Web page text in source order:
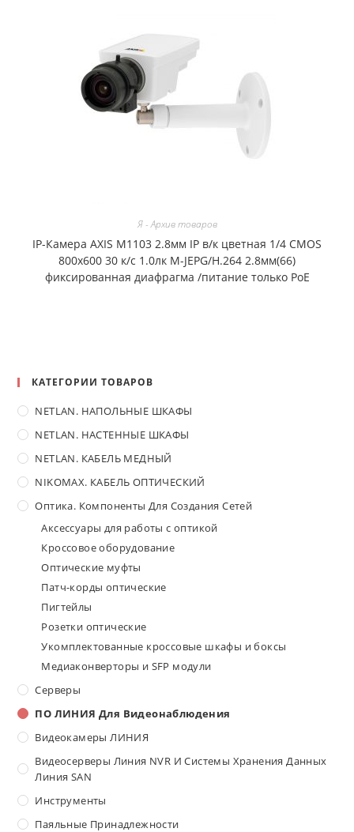
Я - Архив товаров
IP-Камера AXIS M1103 2.8мм IP в/к цветная 1/4 CMOS
800х600 30 к/с 1.0лк M-JEPG/H.264 2.8мм(66)
фиксированная диафрагма /питание только PoE
КАТЕГОРИИ ТОВАРОВ
NETLAN. НАПОЛЬНЫЕ ШКАФЫ
NETLAN. НАСТЕННЫЕ ШКАФЫ
NETLAN. КАБЕЛЬ МЕДНЫЙ
NIKOMAX. КАБЕЛЬ ОПТИЧЕСКИЙ
Оптика. Компоненты Для Создания Сетей
Аксессуары для работы с оптикой
Кроссовое оборудование
Оптические муфты
Патч-корды оптические
Пигтейлы
Розетки оптические
Укомплектованные кроссовые шкафы и боксы
Медиаконверторы и SFP модули
Серверы
ПО ЛИНИЯ Для Видеонаблюдения
Видеокамеры ЛИНИЯ
Видеосерверы Линия NVR И Системы Хранения Данных
Линия SAN
Инструменты
Паяльные Принадлежности